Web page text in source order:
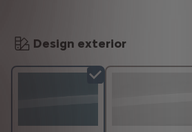
Design exterior